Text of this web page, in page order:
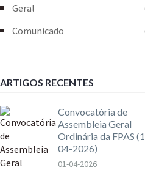
Geral
Comunicado
ARTIGOS RECENTES
Convocatória de
Assembleia Geral
Ordinária da FPAS
04-2026)
01-04-2026